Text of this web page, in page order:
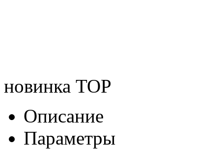
новинка TOP
Описание
Параметры